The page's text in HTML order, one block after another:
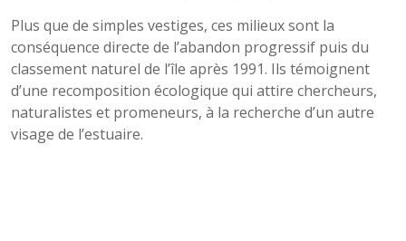
Plus que de simples vestiges, ces milieux sont la
conséquence directe de l’abandon progressif puis du
classement naturel de l’île après 1991. Ils témoignent
d’une recomposition écologique qui attire chercheurs,
naturalistes et promeneurs, à la recherche d’un autre
visage de l’estuaire.